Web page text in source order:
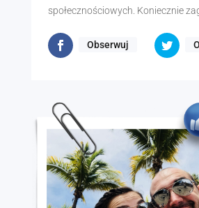
społecznościowych. Koniecznie
Obserwuj